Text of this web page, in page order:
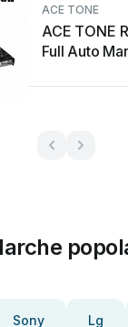
ACE TONE
ACE TONE
Full Auto
Sony Lg